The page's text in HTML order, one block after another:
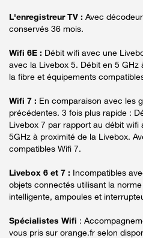
L'enregistreur TV : Avec
conservés 36 mois.
Wifi 6E : Débit wifi avec une
avec la Livebox 5. Débit en 5 GHz
la fibre et équipements
Wifi 7 : En comparaison avec les
précédentes. 3 fois plus rapide :
Livebox 7 par rapport au débit wifi
5GHz à proximité de la Livebox.
compatibles Wifi 7.
Livebox 6 et 7 : Incompatibles
objets connectés utilisant la
intelligente, ampoules et
Spécialistes Wifi :
vous pris sur orange.fr selon